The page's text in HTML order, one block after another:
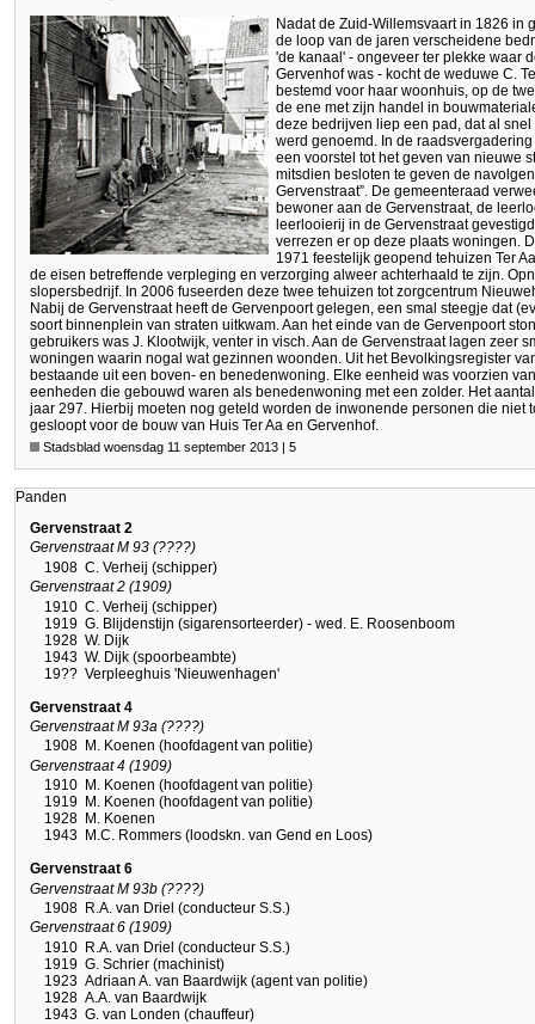
Nadat de Zuid-Willemsvaart in 1826 in
de loop van de jaren verscheidene
'de kanaal' - ongeveer ter plekke waar
Gervenhof was - kocht de weduwe C.
bestemd voor haar woonhuis, op de
de ene met zijn handel in
deze bedrijven liep een pad, dat al
werd genoemd. In de
een voorstel tot het geven van nieuwe
mitsdien besloten te geven de
Gervenstraat”. De gemeenteraad
bewoner aan de Gervenstraat, de
leerlooierij in de Gervenstraat
verrezen er op deze plaats woningen.
1971 feestelijk geopend tehuizen Ter
de eisen betreffende verpleging en verzorging alweer achterhaald te zijn.
slopersbedrijf. In 2006 fuseerden deze twee tehuizen tot zorgcentrum
Nabij de Gervenstraat heeft de Gervenpoort gelegen, een smal steegje dat
soort binnenplein van straten uitkwam. Aan het einde van de Gervenpoort
gebruikers was J. Klootwijk, venter in visch. Aan de Gervenstraat lagen zeer
woningen waarin nogal wat gezinnen woonden. Uit het Bevolkingsregister
bestaande uit een boven- en benedenwoning. Elke eenheid was voorzien
eenheden die gebouwd waren als benedenwoning met een zolder. Het
jaar 297. Hierbij moeten nog geteld worden de inwonende personen die niet
gesloopt voor de bouw van Huis Ter Aa en Gervenhof.
Stadsblad woensdag 11 september 2013 | 5
Panden
Gervenstraat 2
Gervenstraat M 93 (????)
1908 C. Verheij (schipper)
Gervenstraat 2 (1909)
1910 C. Verheij (schipper)
1919 G. Blijdenstijn (sigarensorteerder) - wed. E. Roosenboom
1928 W. Dijk
1943 W. Dijk (spoorbeambte)
19?? Verpleeghuis 'Nieuwenhagen'
Gervenstraat 4
Gervenstraat M 93a (????)
1908 M. Koenen (hoofdagent van politie)
Gervenstraat 4 (1909)
1910 M. Koenen (hoofdagent van politie)
1919 M. Koenen (hoofdagent van politie)
1928 M. Koenen
1943 M.C. Rommers (loodskn. van Gend en Loos)
Gervenstraat 6
Gervenstraat M 93b (????)
1908 R.A. van Driel (conducteur S.S.)
Gervenstraat 6 (1909)
1910 R.A. van Driel (conducteur S.S.)
1919 G. Schrier (machinist)
1923 Adriaan A. van Baardwijk (agent van politie)
1928 A.A. van Baardwijk
1943 G. van Londen (chauffeur)